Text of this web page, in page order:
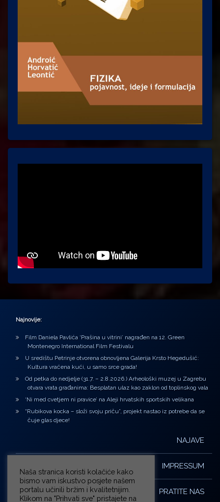
Najnovije:
Film Daniela Pavlića ‘Prašina u vitrini’ nagrađen na 12. Green
Montenegro International Film Festivalu
U središtu Petrinje otvorena obnovljena Galerija Krsto Hegedušić:
Kultura vraćena kući, u samo srce grada!
Od petka do nedjelje (31.7. – 2.8.2026.) Arheološki muzej u Zagrebu
otvara vrata građanima: Besplatan ulaz kao zaklon od toplinskog vala
‘Ni med cvetjem ni pravice’ na Aleji hrvatskih sportskih velikana
“Rubikova kocka – složi svoju priču”, projekt nastao iz potrebe da se
čuje glas djece!
NAJAVE
IMPRESSUM
PRATITE NAS
Naša stranica koristi kolačiće kako
bismo vam iskustvo posjete našem
portalu učinili bržim i kvalitetnijim.
Klikom na "Prihvati sve" pristajete na